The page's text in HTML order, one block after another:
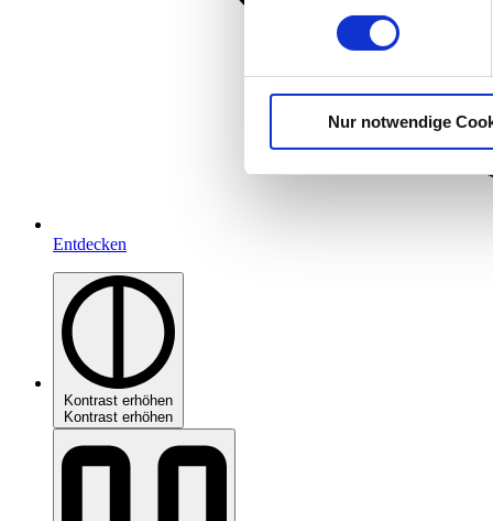
Nur notwendige
Entdecken
Kontrast erhöhen
Kontrast erhöhen